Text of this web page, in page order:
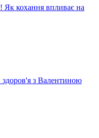
Як кохання впливає на
здоров'я з Валентиною